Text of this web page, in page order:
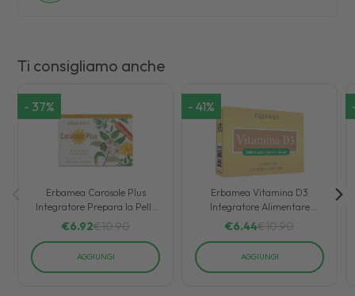
Ti consigliamo anche
- 37%
Erbamea Carosole Plus
Integratore Prepara la Pelle
per l'Abbronzatura 24
€6.92€10.90
AGGIUNGI
- 41%
Erbamea Vitamina D3
Integratore Alimentare
Benessere dell'Organismo 90
€6.44€10.90
AGGIUNGI